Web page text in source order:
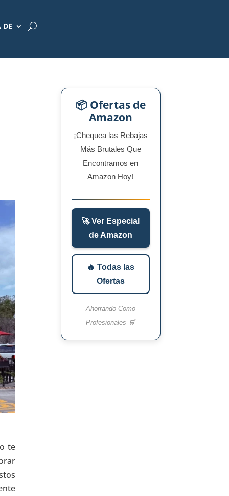
DE
te
📦 Ofertas de
Amazon
¡Chequea las Rebajas
Más Brutales Que
Encontramos en
Amazon Hoy!
🚀 Ver Especial
de Amazon
🔥 Todas las
Ofertas
Ahorrando Como
Profesionales 🛒